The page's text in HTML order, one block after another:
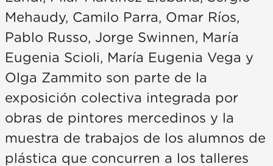
Mehaudy, Camilo Parra, Omar Ríos,
Pablo Russo, Jorge Swinnen, María
Eugenia Scioli, María Eugenia Vega y
Olga Zammito son parte de la
exposición colectiva integrada por
obras de pintores mercedinos y la
muestra de trabajos de los alumnos de
plástica que concurren a los talleres